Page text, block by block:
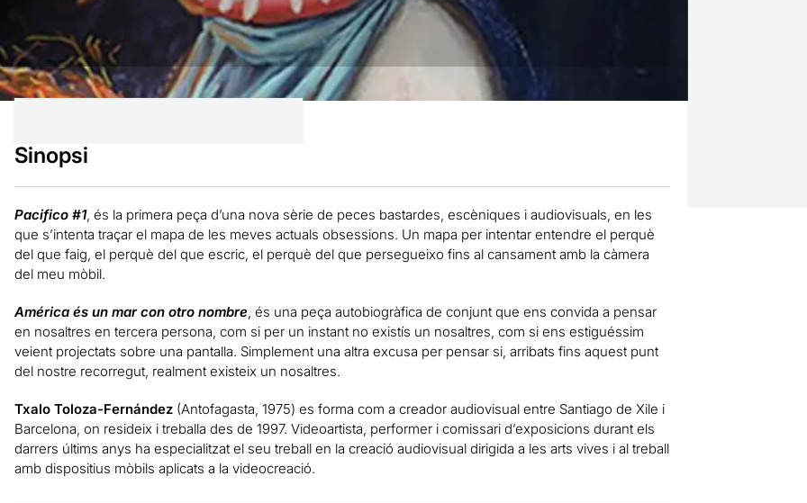
Sinopsi
Pacifico #1, és la primera peça d’una nova sèrie de peces bastardes, escèniques i audiovisuals, en les
que s’intenta traçar el mapa de les meves actuals obsessions. Un mapa per intentar entendre el perquè
del que faig, el perquè del que escric, el perquè del que persegueixo fins al cansament amb la càmera
del meu mòbil.
América és un mar con otro nombre , és una peça autobiogràfica de conjunt que ens convida a pensar
en nosaltres en tercera persona, com si per un instant no existís un nosaltres, com si ens estiguéssim
veient projectats sobre una pantalla. Simplement una altra excusa per pensar si, arribats fins aquest punt
del nostre recorregut, realment existeix un nosaltres.
Txalo Toloza-Fernández (Antofagasta, 1975) es forma com a creador audiovisual entre Santiago de Xile i
Barcelona, on resideix i treballa des de 1997. Videoartista, performer i comissari d’exposicions durant els
darrers últims anys ha especialitzat el seu treball en la creació audiovisual dirigida a les arts vives i al treball
amb dispositius mòbils aplicats a la videocreació.